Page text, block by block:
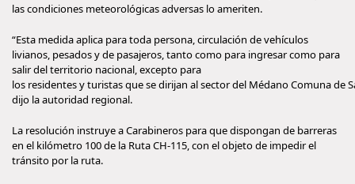
las condiciones meteorológicas adversas lo ameriten.
“Esta medida aplica para toda persona, circulación de vehículos
livianos, pesados y de pasajeros, tanto como para ingresar como para
salir del territorio nacional, excepto para
los residentes y turistas que se dirijan al sector del Médano Comuna de
dijo la autoridad regional.
La resolución instruye a Carabineros para que dispongan de barreras
en el kilómetro 100 de la Ruta CH-115, con el objeto de impedir el
tránsito por la ruta.